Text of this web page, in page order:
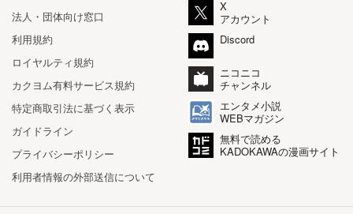
法人・団体向け窓口
利用規約
ロイヤルティ規約
カクヨム有料サービス規約
特定商取引法に基づく表示
ガイドライン
プライバシーポリシー
利用者情報の外部送信について
X
アカウント
Discord
ニコニコ
チャンネル
エンタメ小説
WEBマガジン
無料で読める
KADOKAWAの漫画サイト